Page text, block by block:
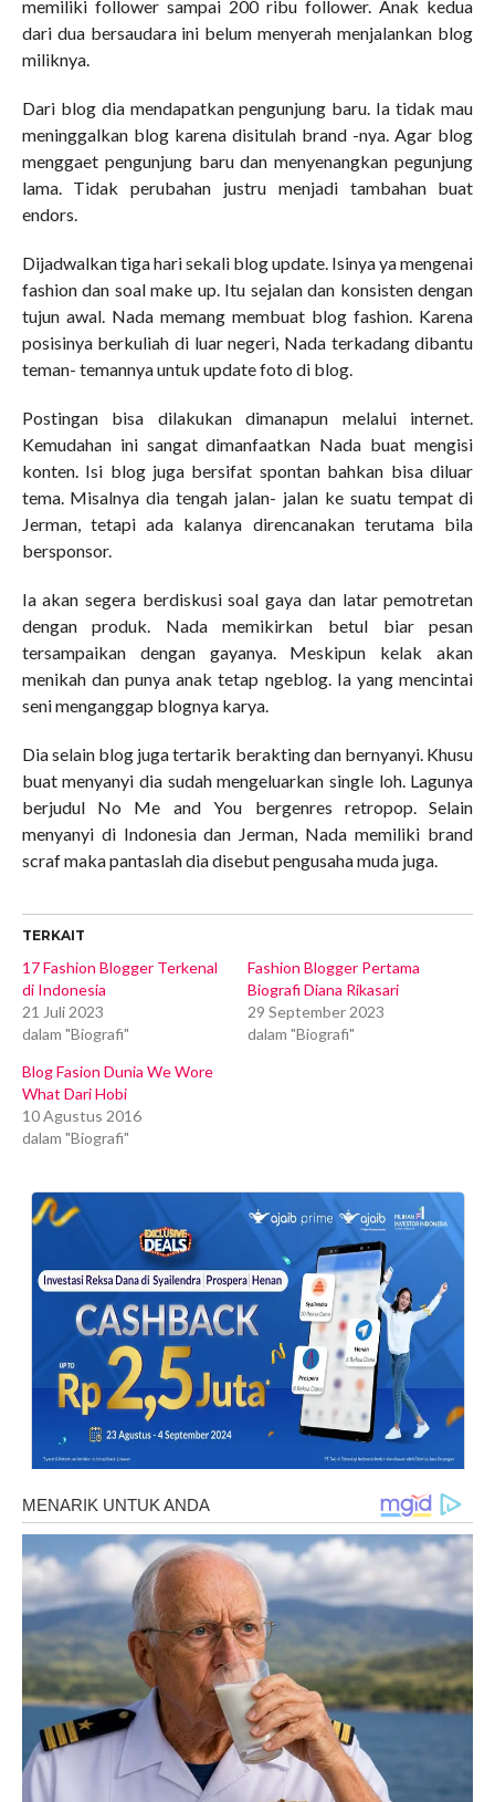
memiliki follower sampai 200 ribu follower. Anak kedua
dari dua bersaudara ini belum menyerah menjalankan blog
miliknya.
Dari blog dia mendapatkan pengunjung baru. Ia tidak mau
meninggalkan blog karena disitulah brand -nya. Agar blog
menggaet pengunjung baru dan menyenangkan pegunjung
lama. Tidak perubahan justru menjadi tambahan buat
endors.
Dijadwalkan tiga hari sekali blog update. Isinya ya mengenai
fashion dan soal make up. Itu sejalan dan konsisten dengan
tujun awal. Nada memang membuat blog fashion. Karena
posisinya berkuliah di luar negeri, Nada terkadang dibantu
teman- temannya untuk update foto di blog.
Postingan bisa dilakukan dimanapun melalui internet.
Kemudahan ini sangat dimanfaatkan Nada buat mengisi
konten. Isi blog juga bersifat spontan bahkan bisa diluar
tema. Misalnya dia tengah jalan- jalan ke suatu tempat di
Jerman, tetapi ada kalanya direncanakan terutama bila
bersponsor.
Ia akan segera berdiskusi soal gaya dan latar pemotretan
dengan produk. Nada memikirkan betul biar pesan
tersampaikan dengan gayanya. Meskipun kelak akan
menikah dan punya anak tetap ngeblog. Ia yang mencintai
seni menganggap blognya karya.
Dia selain blog juga tertarik berakting dan bernyanyi. Khusu
buat menyanyi dia sudah mengeluarkan single loh. Lagunya
berjudul No Me and You bergenres retropop. Selain
menyanyi di Indonesia dan Jerman, Nada memiliki brand
scraf maka pantaslah dia disebut pengusaha muda juga.
TERKAIT
17 Fashion Blogger Terkenal
di Indonesia
21 Juli 2023
dalam "Biografi"
Fashion Blogger Pertama
Biografi Diana Rikasari
29 September 2023
dalam "Biografi"
Blog Fasion Dunia We Wore
What Dari Hobi
10 Agustus 2016
dalam "Biografi"